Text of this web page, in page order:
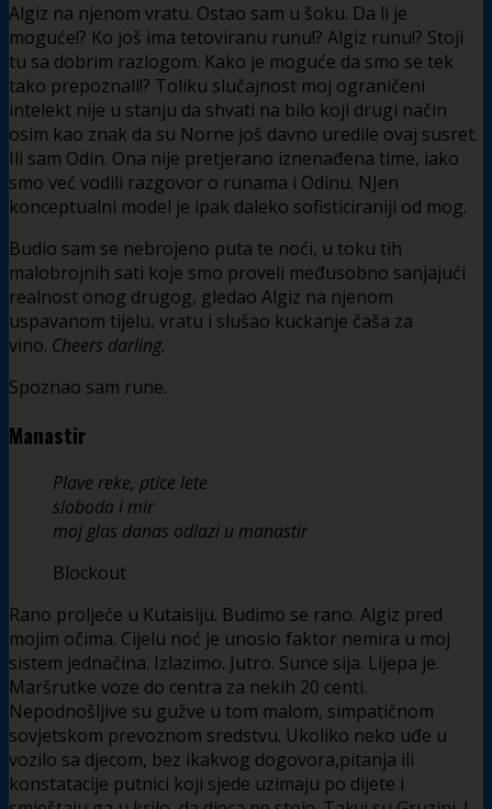
Algiz na njenom vratu. Ostao sam u šoku. Da li je
moguće!? Ko još ima tetoviranu runu!? Algiz runu!? Stoji
tu sa dobrim razlogom. Kako je moguće da smo se tek
tako prepoznali!? Toliku slučajnost moj ograničeni
intelekt nije u stanju da shvati na bilo koji drugi način
osim kao znak da su Norne još davno uredile ovaj susret.
Ili sam Odin. Ona nije pretjerano iznenađena time, iako
smo već vodili razgovor o runama i Odinu. NJen
konceptualni model je ipak daleko sofisticiraniji od mog.
Budio sam se nebrojeno puta te noći, u toku tih
malobrojnih sati koje smo proveli međusobno sanjajući
realnost onog drugog, gledao Algiz na njenom
uspavanom tijelu, vratu i slušao kuckanje čaša za
vino. Cheers darling.
Spoznao sam rune.
Manastir
Plave reke, ptice lete
sloboda i mir
moj glas danas odlazi u manastir
Blockout
Rano proljeće u Kutaisiju. Budimo se rano. Algiz pred
mojim očima. Cijelu noć je unosio faktor nemira u moj
sistem jednačina. Izlazimo. Jutro. Sunce sija. Lijepa je.
Maršrutke voze do centra za nekih 20 centi.
Nepodnošljive su gužve u tom malom, simpatičnom
sovjetskom prevoznom sredstvu. Ukoliko neko uđe u
vozilo sa djecom, bez ikakvog dogovora,pitanja ili
konstatacije putnici koji sjede uzimaju po dijete i